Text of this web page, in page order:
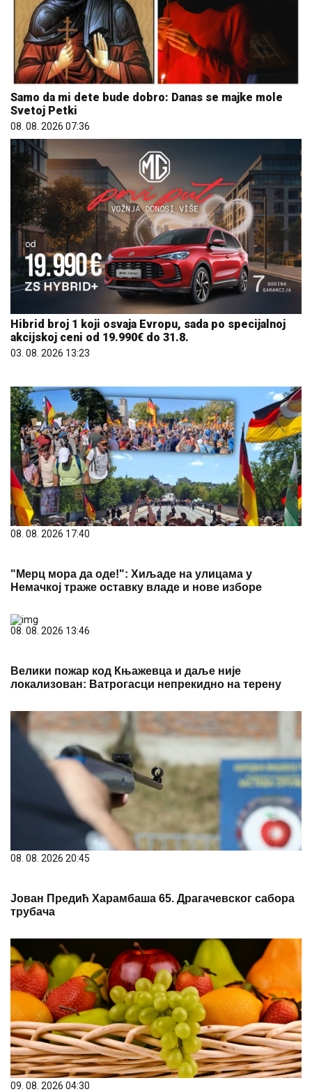
Samo da mi dete bude dobro: Danas se majke mole
Svetoj Petki
08. 08. 2026 07:36
Hibrid broj 1 koji osvaja Evropu, sada po specijalnoj
akcijskoj ceni od 19.990€ do 31.8.
03. 08. 2026 13:23
08. 08. 2026 17:40
"Мерц мора да оде!": Хиљаде на улицама у
Немачкој траже оставку владе и нове изборе
08. 08. 2026 13:46
Велики пожар код Књажевца и даље није
локализован: Ватрогасци непрекидно на терену
08. 08. 2026 20:45
Јован Предић Харамбаша 65. Драгачевског сабора
трубача
09. 08. 2026 04:30